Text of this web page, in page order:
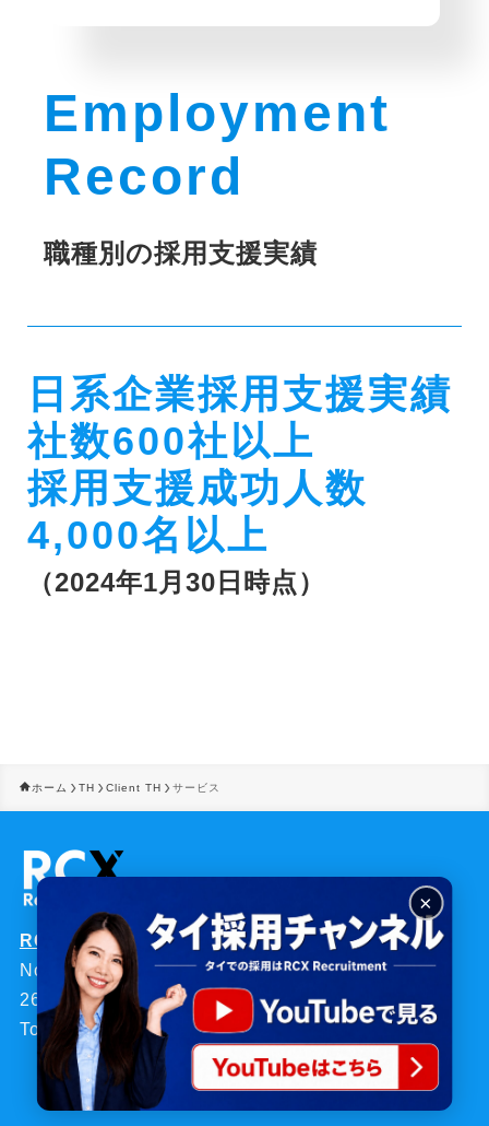
Employment
Record
職種別の採用支援実績
日系企業採用支援実績
社数600社以上
採用支援成功人数
4,000名以上
（2024年1月30日時点）
ホーム TH Client TH サービス
RCX Recruitment (Thailand) Co., Ltd.
No. 31, 2nd and 3rd Floor, Soi Sukhumvit
26Sukhumvit Road, Klong Tan Sub-district Klong
Toei District, Bangkok 10110 Thailand
© RCX Recruitment Inc.
×